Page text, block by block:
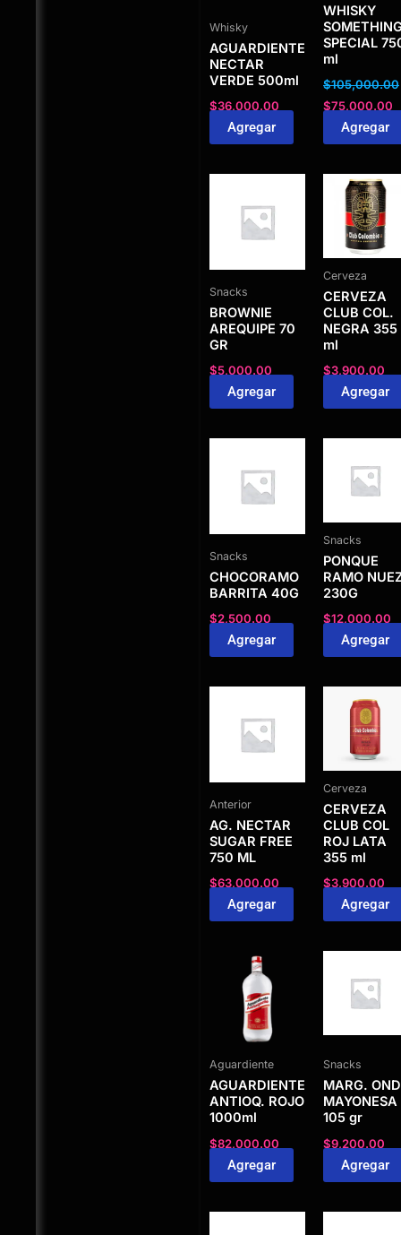
Whisky
AGUARDIENTE
NECTAR
VERDE 500ml
$36,000.00
Agregar
WHISKY
SPECIAL
ml
$105,000.00
$75,000.00
Agregar
Snacks
BROWNIE
AREQUIPE 70
GR
$5,000.00
Agregar
Cerveza
CERVEZA
CLUB COL.
NEGRA 355
ml
$3,900.00
Agregar
Snacks
CHOCORAMO
BARRITA 40G
$2,500.00
Agregar
Snacks
PONQUE
RAMO
230G
$12,000.00
Agregar
Anterior
AG. NECTAR
SUGAR FREE
750 ML
$63,000.00
Agregar
Cerveza
CERVEZA
CLUB COL
ROJ LATA
355 ml
$3,900.00
Agregar
Aguardiente
AGUARDIENTE
ANTIOQ. ROJO
1000ml
$82,000.00
Agregar
Snacks
MARG.
MAYONESA
105 gr
$9,200.00
Agregar